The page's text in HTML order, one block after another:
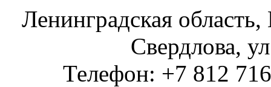
Ленинградская
Свердлова,
Телефон: +7 812